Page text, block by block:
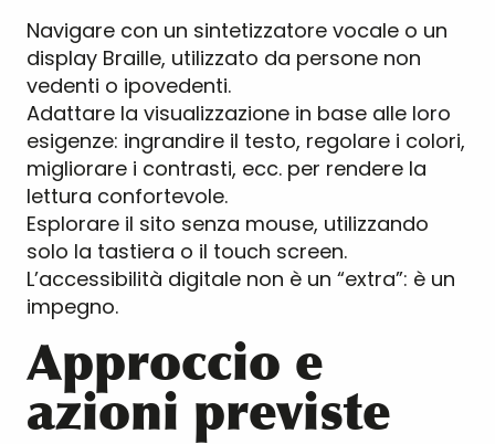
Navigare con un sintetizzatore vocale o un
display Braille, utilizzato da persone non
vedenti o ipovedenti.
Adattare la visualizzazione in base alle loro
esigenze: ingrandire il testo, regolare i colori,
migliorare i contrasti, ecc. per rendere la
lettura confortevole.
Esplorare il sito senza mouse, utilizzando
solo la tastiera o il touch screen.
L’accessibilità digitale non è un “extra”: è un
impegno.
Approccio e
azioni previste